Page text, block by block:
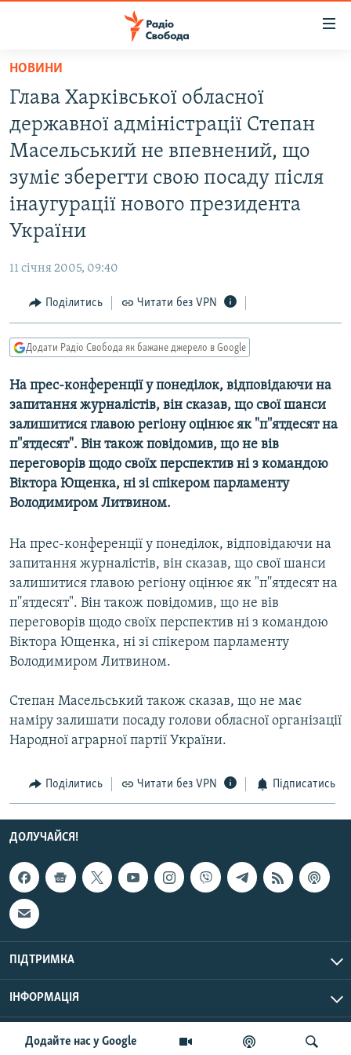
Перейти
основного
матеріалу
Перейти
до
основної
навігації
Перейти
до
ВСЕ ЗА ДОБУ
СТАТТІ
ПОЛІТИКА
СУСПІЛЬСТВО
УКРАЇНА
СВІТ
ВІЙНА
РОСІЙСЬКА «ФІЛЬТРАЦІЯ»
ДОНБАС.РЕАЛІЇ
СХЕМИ
КИТАЙ.ВИКЛИКИ
ФОТО
СПЕЦПРОЄКТИ
ПОДКАСТИ
КРИМ РЕАЛІЇ
УКР
КТАТ
ДОЛУЧАЙСЯ!
Усі сайти RFE/RL
Додайте нас у Google
НОВИНИ
Глава Харкiвської обласної
державної адмiнiстрацiї Степан
Масельський не впевнений, що
зумiє зберегти свою посаду пiсля
інаугурації нового президента
України
11 січня 2005, 09:40
Поділитись Читати без VPN
Додати Радіо Свобода як бажане джерело в Google
На прес-конференцiї у понеділок, вiдповiдаючи на
запитання журналістів, вiн сказав, що свої шанси
залишитися главою регiону оцiнює як "п''ятдесят на
п''ятдесят". Вiн також повiдомив, що не вiв
переговорiв щодо своїх перспектив нi з командою
Вiктора Ющенка, нi зi спiкером парламенту
Володимиром Литвином.
На прес-конференцiї у понеділок, вiдповiдаючи на
запитання журналістів, вiн сказав, що свої шанси
залишитися главою регiону оцiнює як "п''ятдесят на
п''ятдесят". Вiн також повiдомив, що не вiв
переговорiв щодо своїх перспектив нi з командою
Вiктора Ющенка, нi зi спiкером парламенту
Володимиром Литвином.
Степан Масельський також сказав, що не має
намiру залишати посаду голови обласної органiзацiї
Народної аграрної партiї України.
Поділитись Читати без VPN Підписатись
ДОЛУЧАЙСЯ!
ПІДТРИМКА
ІНФОРМАЦІЯ
© Радіо Свобода, 2026 | Усі права застережено.
UTC+3